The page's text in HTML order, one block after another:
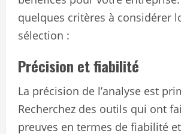
quelques critères à considérer
sélection :
Précision et fiabilité
La précision de l’analyse est
Recherchez des outils qui ont
preuves en termes de fiabilité